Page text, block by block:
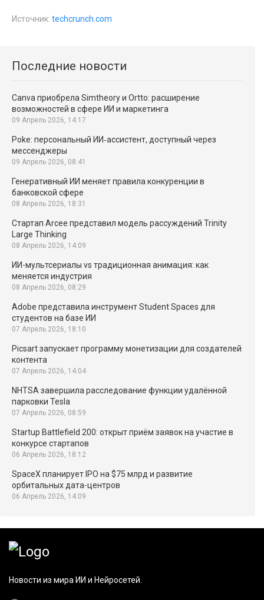
Источник: techcrunch.com
Последние новости
Canva приобрела Simtheory и Ortto: расширение
возможностей в сфере ИИ и маркетинга
09 Апрель 2026, 14:17
Poke: персональный ИИ‑ассистент, доступный через
мессенджеры
09 Апрель 2026, 08:41
Генеративный ИИ меняет правила конкуренции в
банковской сфере
08 Апрель 2026, 18:31
Стартап Arcee представил модель рассуждений Trinity
Large Thinking
08 Апрель 2026, 14:09
ИИ-мультсериалы vs традиционная анимация: как
меняется индустрия
08 Апрель 2026, 08:29
Adobe представила инструмент Student Spaces для
студентов на базе ИИ
07 Апрель 2026, 18:10
Picsart запускает программу монетизации для создателей
контента
07 Апрель 2026, 14:04
NHTSA завершила расследование функции удалённой
парковки Tesla
07 Апрель 2026, 08:59
Startup Battlefield 200: открыт приём заявок на участие в
конкурсе стартапов
06 Апрель 2026, 18:12
SpaceX планирует IPO на $75 млрд и развитие
орбитальных дата-центров
06 Апрель 2026, 14:09
Новости из мира ИИ и Нейросетей.